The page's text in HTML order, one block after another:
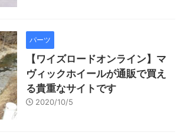
パーツ
【ワイズロードオンライン】マ
ヴィックホイールが通販で買え
る貴重なサイトです
2020/10/5